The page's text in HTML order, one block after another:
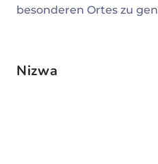
besonderen Ortes zu
Nizwa